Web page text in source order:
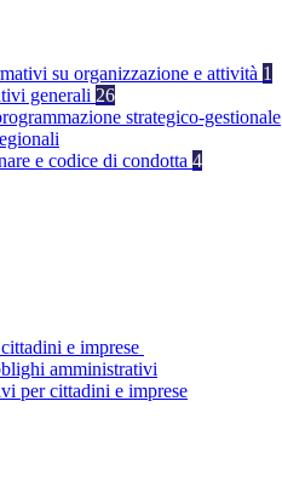
su organizzazione e attività 1
generali 26
strategico-gestionale
e codice di condotta 4
e imprese
amministrativi
per cittadini e imprese